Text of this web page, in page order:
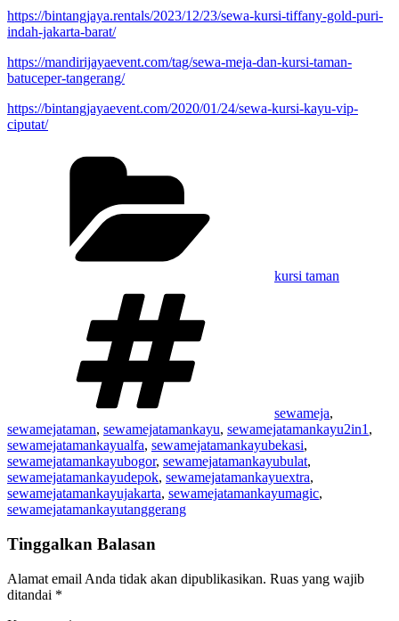
https://bintangjaya.rentals/2023/12/23/sewa-kursi-tiffany-gold-puri-
indah-jakarta-barat/
https://mandirijayaevent.com/tag/sewa-meja-dan-kursi-taman-
batuceper-tangerang/
https://bintangjayaevent.com/2020/01/24/sewa-kursi-kayu-vip-
ciputat/
kursi taman
sewameja,
sewamejataman, sewamejatamankayu, sewamejatamankayu2in1 ,
sewamejatamankayualfa, sewamejatamankayubekasi,
sewamejatamankayubogor, sewamejatamankayubulat,
sewamejatamankayudepok, sewamejatamankayuextra,
sewamejatamankayujakarta, sewamejatamankayumagic,
sewamejatamankayutanggerang
Tinggalkan Balasan
Alamat email Anda tidak akan dipublikasikan. Ruas yang wajib
ditandai *